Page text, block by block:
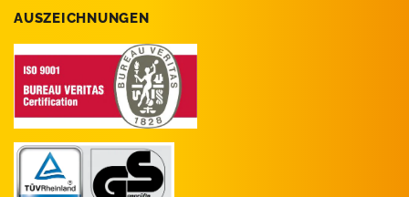
AUSZEICHNUNGEN